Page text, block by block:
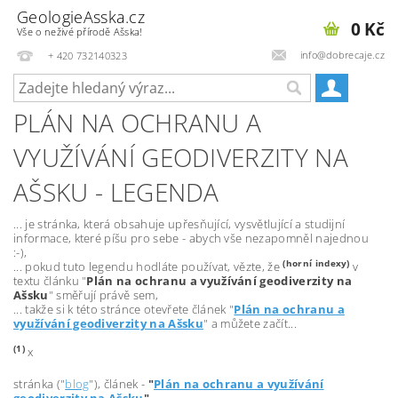
GeologieAsska.cz
Vše o neživé přírodě Ašska!
+ 420 732140323
info@dobrecaje.cz
0 Kč
PLÁN NA OCHRANU A
VYUŽÍVÁNÍ GEODIVERZITY NA
AŠSKU - LEGENDA
... je stránka, která obsahuje upřesňující, vysvětlující a studijní
informace, které píšu pro sebe - abych vše nezapomněl najednou
:-),
... pokud tuto legendu hodláte používat, vězte, že(horní indexy) v
textu článku "Plán na ochranu a využívání geodiverzity na
Ašsku" směřují právě sem,
... takže si k této stránce otevřete článek "Plán na ochranu a
využívání geodiverzity na Ašsku" a můžete začít...
(1)x
stránka ("blog"), článek - "Plán na ochranu a využívání